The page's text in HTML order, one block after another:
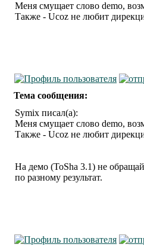
Меня смущает слово demo,
Также - Ucoz не любит
Тема сообщения:
Symix писал(а):
Меня смущает слово demo,
Также - Ucoz не любит
На демо (ToSha 3.1) не
по разному результат.